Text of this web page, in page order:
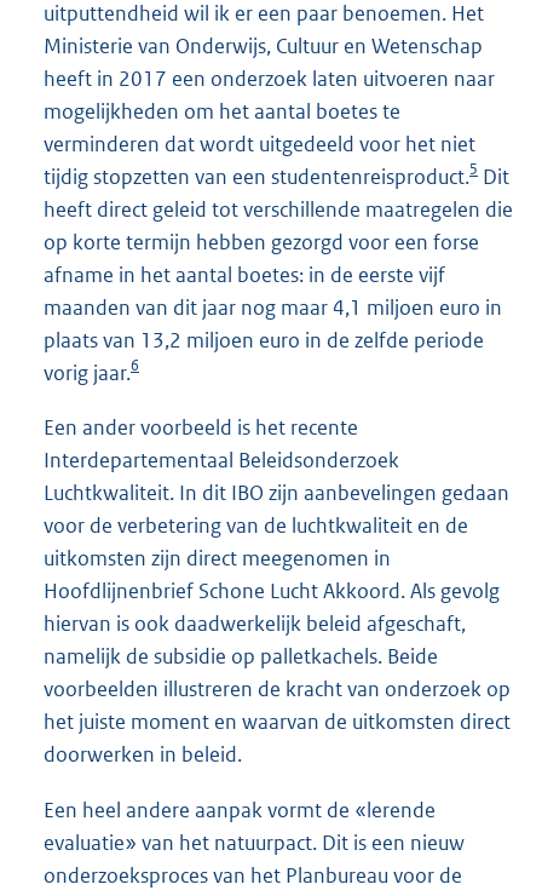
uitputtendheid wil ik er een paar benoemen. Het
Ministerie van Onderwijs, Cultuur en Wetenschap
heeft in 2017 een onderzoek laten uitvoeren naar
mogelijkheden om het aantal boetes te
verminderen dat wordt uitgedeeld voor het niet
tijdig stopzetten van een studentenreisproduct.5 Dit
heeft direct geleid tot verschillende maatregelen die
op korte termijn hebben gezorgd voor een forse
afname in het aantal boetes: in de eerste vijf
maanden van dit jaar nog maar 4,1 miljoen euro in
plaats van 13,2 miljoen euro in de zelfde periode
vorig jaar.6
Een ander voorbeeld is het recente
Interdepartementaal Beleidsonderzoek
Luchtkwaliteit. In dit IBO zijn aanbevelingen gedaan
voor de verbetering van de luchtkwaliteit en de
uitkomsten zijn direct meegenomen in
Hoofdlijnenbrief Schone Lucht Akkoord. Als gevolg
hiervan is ook daadwerkelijk beleid afgeschaft,
namelijk de subsidie op palletkachels. Beide
voorbeelden illustreren de kracht van onderzoek op
het juiste moment en waarvan de uitkomsten direct
doorwerken in beleid.
Een heel andere aanpak vormt de «lerende
evaluatie» van het natuurpact. Dit is een nieuw
onderzoeksproces van het Planbureau voor de